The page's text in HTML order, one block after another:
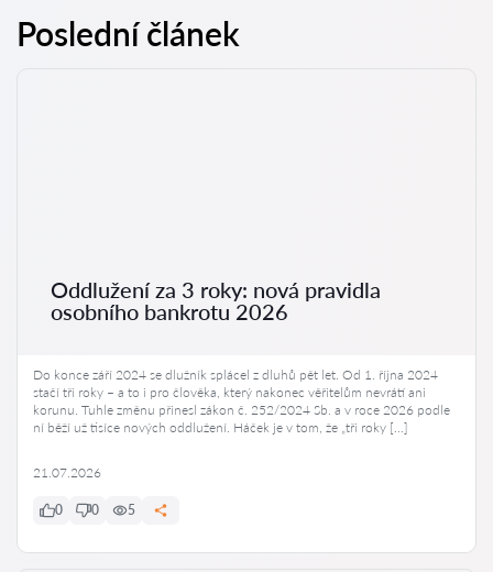
Poslední článek
Oddlužení za 3 roky: nová pravidla
osobního bankrotu 2026
Do konce září 2024 se dlužník splácel z dluhů pět let. Od 1. října 2024
stačí tři roky – a to i pro člověka, který nakonec věřitelům nevrátí ani
korunu. Tuhle změnu přinesl zákon č. 252/2024 Sb. a v roce 2026 podle
ní běží už tisíce nových oddlužení. Háček je v tom, že „tři roky […]
21.07.2026
0 0 5